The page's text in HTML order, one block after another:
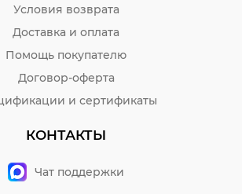
Условия возврата
Доставка и оплата
Помощь покупателю
Договор-оферта
и сертификаты
КОНТАКТЫ
Чат поддержки